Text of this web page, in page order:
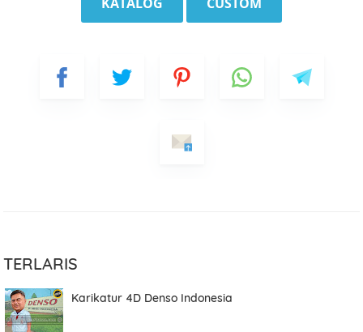
TERLARIS
Karikatur 4D Denso Indonesia